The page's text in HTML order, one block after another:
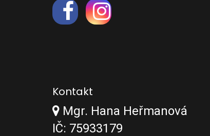
Kontakt
Mgr. Hana Heřmanová
IČ: 75933179